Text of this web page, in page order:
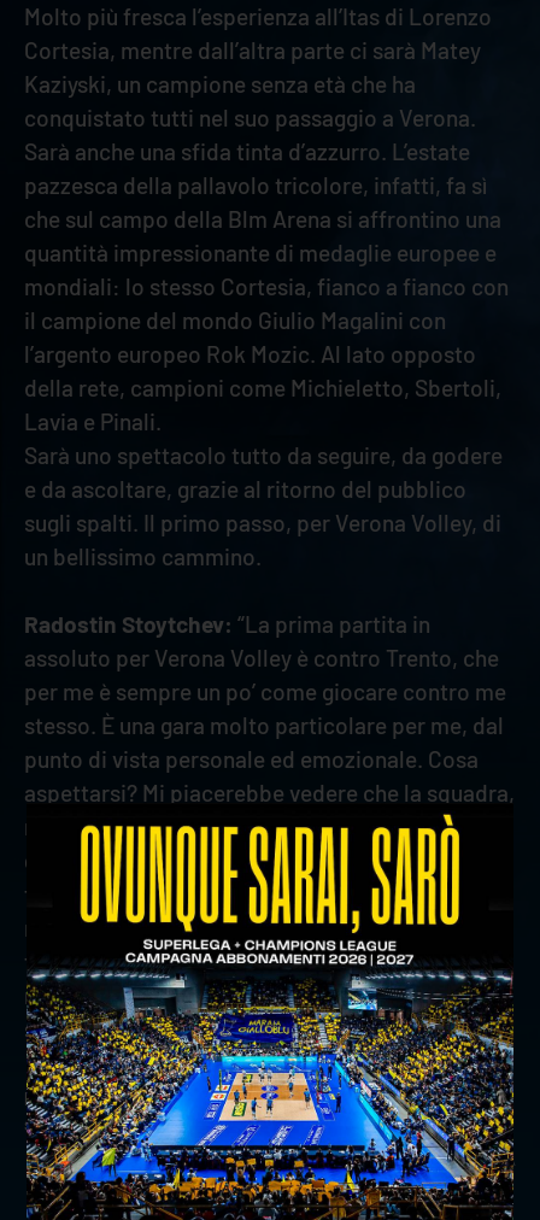
Molto più fresca l’esperienza all’Itas di Lorenzo
Cortesia, mentre dall’altra parte ci sarà Matey
Kaziyski, un campione senza età che ha
conquistato tutti nel suo passaggio a Verona.
Sarà anche una sfida tinta d’azzurro. L’estate
pazzesca della pallavolo tricolore, infatti, fa sì
che sul campo della Blm Arena si affrontino una
quantità impressionante di medaglie europee e
mondiali: lo stesso Cortesia, fianco a fianco con
il campione del mondo Giulio Magalini con
l’argento europeo Rok Mozic. Al lato opposto
della rete, campioni come Michieletto, Sbertoli,
Lavia e Pinali.
Sarà uno spettacolo tutto da seguire, da godere
e da ascoltare, grazie al ritorno del pubblico
sugli spalti. Il primo passo, per Verona Volley, di
un bellissimo cammino.
Radostin Stoytchev: “La prima partita in
assoluto per Verona Volley è contro Trento, che
per me è sempre un po’ come giocare contro me
stesso. È una gara molto particolare per me, dal
punto di vista personale ed emozionale. Cosa
aspettarsi? Mi piacerebbe vedere che la squadra,
nonostante il breve periodo di preparazione, sa
già entrare in campo dimostrando una pallavolo
fatta bene. Durante l’anno, poi, dobbiamo
riuscire a migliorare i nostri fondamentali, ma se
fin dalle prime partite dimostreremo già la
nostra organizzazione di gioco, sarò
soddisfatto”.
precedente:#veronaperugia: info accrediti stampa
successivo:programma allenamenti: 11-17 ottobre
news prima squadra